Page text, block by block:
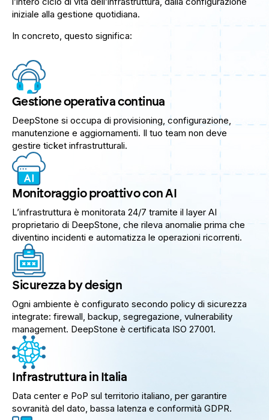
iniziale alla gestione quotidiana.
In concreto, questo significa:
Gestione operativa continua
DeepStone si occupa di provisioning, configurazione,
manutenzione e aggiornamenti. Il tuo team non deve
gestire ticket infrastrutturali.
Monitoraggio proattivo con AI
L’infrastruttura è monitorata 24/7 tramite il layer AI
proprietario di DeepStone, che rileva anomalie prima che
diventino incidenti e automatizza le operazioni ricorrenti.
Sicurezza by design
Ogni ambiente è configurato secondo policy di sicurezza
integrate: firewall, backup, segregazione, vulnerability
management. DeepStone è certificata ISO 27001.
Infrastruttura in Italia
Data center e PoP sul territorio italiano, per garantire
sovranità del dato, bassa latenza e conformità GDPR.